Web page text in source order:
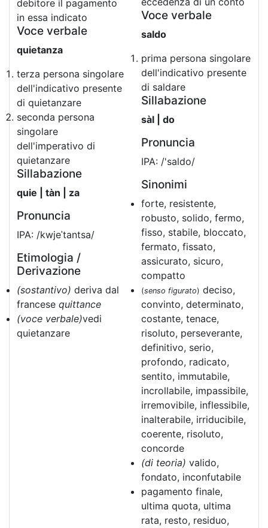
debitore il pagamento
in essa indicato
Voce verbale
quietanza
terza persona singolare
dell'indicativo presente
di quietanzare
seconda persona
singolare
dell'imperativo di
quietanzare
Sillabazione
quie | tàn | za
Pronuncia
IPA: /kwjeˈtantsa/
Etimologia /
Derivazione
(sostantivo) deriva dal
francese quittance
(voce verbale)vedi
quietanzare
Voce verbale
saldo
prima persona singolare
dell'indicativo presente
di saldare
Sillabazione
sàl | do
Pronuncia
IPA: /'saldo/
Sinonimi
forte, resistente,
robusto, solido, fermo,
fisso, stabile, bloccato,
fermato, fissato,
assicurato, sicuro,
compatto
(senso figurato) deciso,
convinto, determinato,
costante, tenace,
risoluto, perseverante,
definitivo, serio,
profondo, radicato,
sentito, immutabile,
incrollabile, impassibile,
irremovibile, inflessibile,
inalterabile, irriducibile,
coerente, risoluto,
concorde
(di teoria) valido,
fondato, inconfutabile
pagamento finale,
ultima quota, ultima
rata, resto, residuo,